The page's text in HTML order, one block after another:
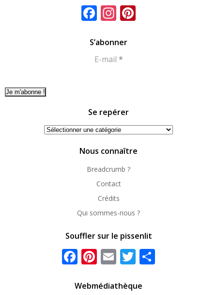
Facebook
Instagram
S’abonner
E-mail *
Se repérer
Se
Nous connaître
Breadcrumb ?
Contact
Crédits
Qui sommes-nous ?
Souffler sur le pissenlit
Facebook
Pinterest
EmailTwitter
Webmédiathèque